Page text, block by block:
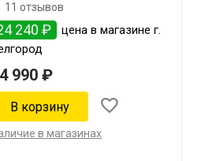
11 отзывов
240 ₽
цена в магазине г.
990 ₽
в магазинах